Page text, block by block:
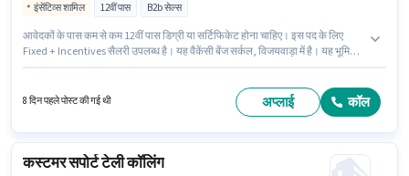
इंसेंटिव्स शामिल 12वीं पास B2b सेल्स
आवेदकों के पास कम से कम 12वीं पास डिग्री या सर्टिफिकेट होना चाहिए। इस पद के लिए
Fixed + Incentives सैलरी उपलब्ध है। यह वैकेंसी बेंज सर्कल, विजयवाड़ा में है। यह भूमिका
कर रहा है।
8 दिन पहले पोस्ट की गई थी अप्लाई कॉल
कस्टमर सपोर्ट टेली कॉलिंग